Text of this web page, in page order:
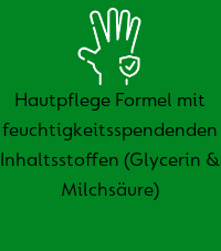
Hautpflege Formel mit
feuchtigkeitsspendenden
Inhaltsstoffen (Glycerin &
Milchsäure)